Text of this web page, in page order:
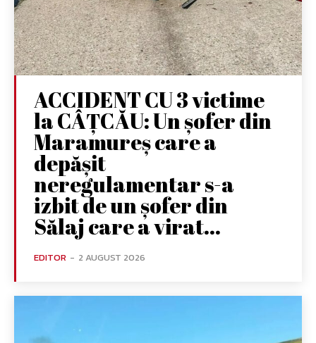
ACCIDENT CU 3 victime
la CÂȚCĂU: Un șofer din
Maramureș care a
depășit
neregulamentar s-a
izbit de un șofer din
Sălaj care a virat...
EDITOR - 2 AUGUST 2026